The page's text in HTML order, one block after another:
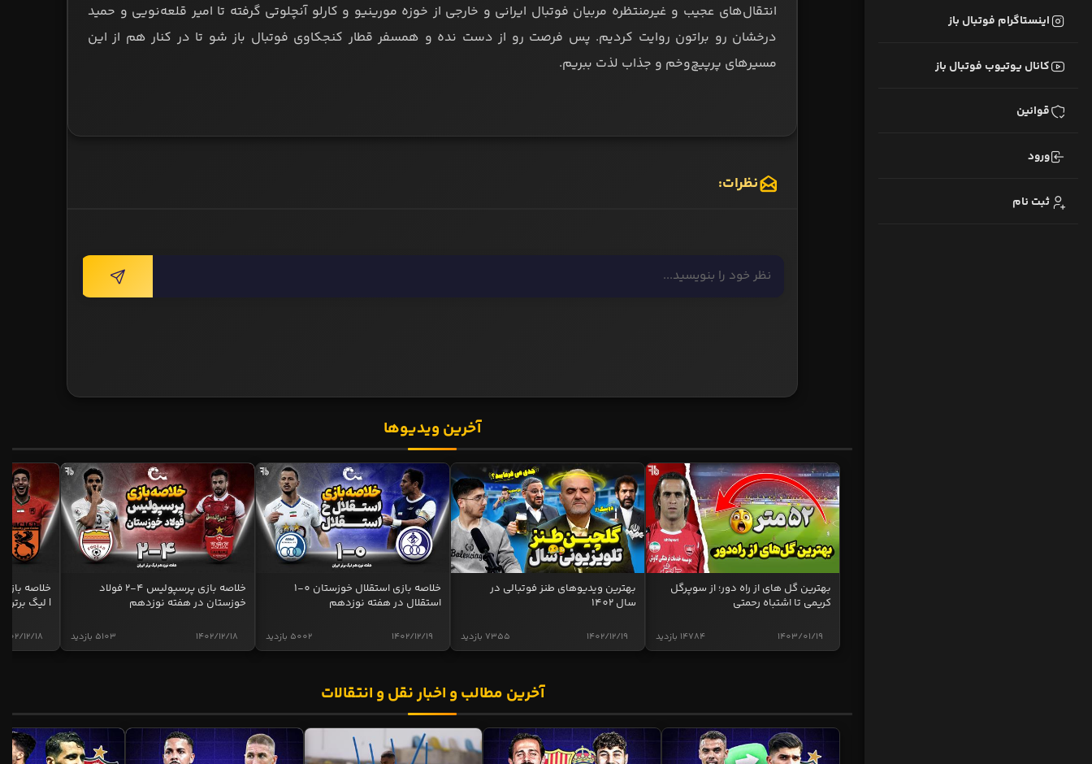
اینستاگرام فوتبال باز
کانال یوتیوب فوتبال باز
قوانین
ورود
ثبت نام
انتقال‌های عجیب و غیرمنتظره مربیان فوتبال ایرانی و خارجی از خوزه مورینیو و کارلو آنچلوتی گرفته تا امیر قلعه‌نویی و حمید
درخشان رو براتون روایت کردیم. پس فرصت رو از دست نده و همسفر قطار کنجکاوی فوتبال باز شو تا در کنار هم از این
مسیرهای پرپیچ‌وخم و جذاب لذت ببریم.
نظرات:
آخرین ویدیوها
بهترین گل های از راه دور؛ از سوپرگل
کریمی تا اشتباه رحمتی
14784 بازدید 1403/01/19
بهترین ویدیوهای طنز فوتبالی در
سال 1402
7355 بازدید 1402/12/19
خلاصه بازی استقلال خوزستان 0-1
استقلال در هفته نوزدهم
5002 بازدید 1402/12/19
خلاصه بازی پرسپولیس 4-2 فولاد
خوزستان در هفته نوزدهم
5103 بازدید 1402/12/18
| لیگ برتر
1402/12/18
آخرین مطالب و اخبار نقل و انتقالات